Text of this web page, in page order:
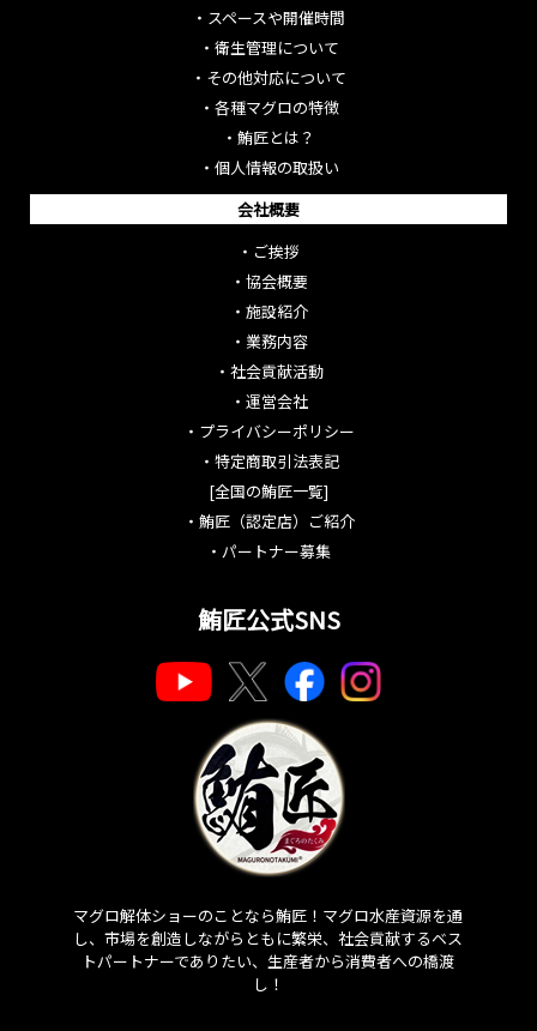
・ スペースや開催時間
・ 衛生管理について
・ その他対応について
・ 各種マグロの特徴
・ 鮪匠とは？
・ 個人情報の取扱い
会社概要
・ ご挨拶
・ 協会概要
・ 施設紹介
・ 業務内容
・ 社会貢献活動
・ 運営会社
・ プライバシーポリシー
・ 特定商取引法表記
[全国の鮪匠一覧]
・ 鮪匠（認定店）ご紹介
・ パートナー募集
鮪匠公式SNS
マグロ解体ショーのことなら鮪匠！マグロ水産資源を通
し、市場を創造しながらともに繁栄、社会貢献するベス
トパートナーでありたい、生産者から消費者への橋渡
し！